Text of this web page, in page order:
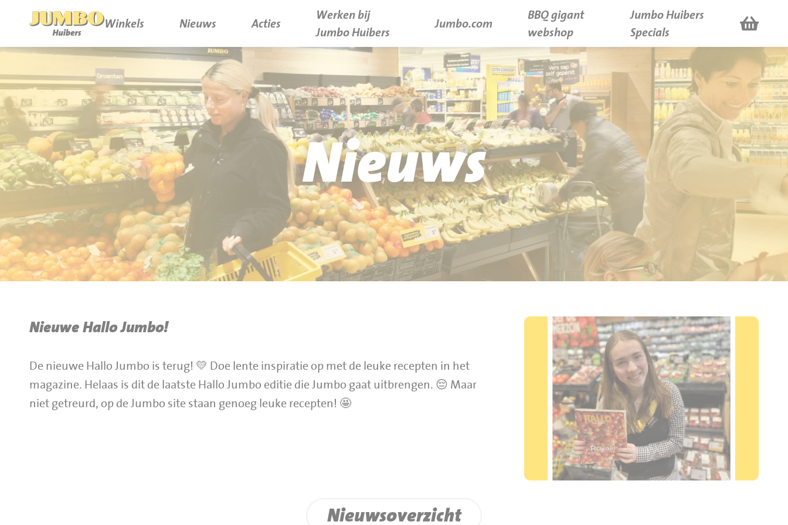
Winkels Nieuws Acties
Werken bij
Jumbo Huibers
Jumbo.com
BBQ gigant
webshop
Jumbo Huibers
Specials
P.W.A. Park
Bruïneplein
Petenbos
Nieuws
Acties
Werken bij Jumbo Huibers
Vacatures en Solliciteren
Werken en leren
Jumbo.com
BBQ gigant webshop
Nieuws
Nieuwe Hallo Jumbo!
De nieuwe Hallo Jumbo is terug! 💛 Doe lente inspiratie op met de leuke recepten in het
magazine. Helaas is dit de laatste Hallo Jumbo editie die Jumbo gaat uitbrengen. 😔 Maar
niet getreurd, op de Jumbo site staan genoeg leuke recepten! 🤩
Nieuwsoverzicht